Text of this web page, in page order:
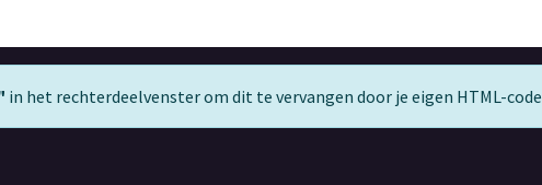
in het rechterdeelvenster om dit te vervangen door je eigen HTML-code